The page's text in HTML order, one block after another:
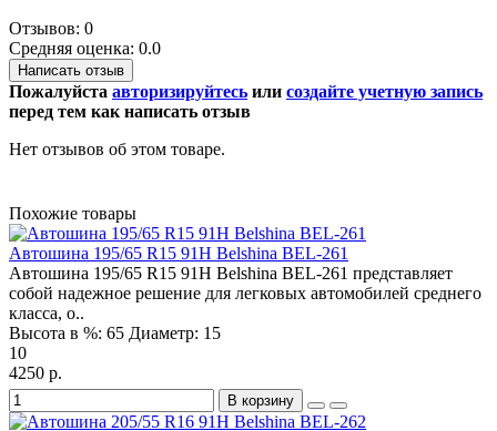
Отзывов: 0
Средняя оценка: 0.0
Написать отзыв
Пожалуйста авторизируйтесь или создайте учетную запись
перед тем как написать отзыв
Нет отзывов об этом товаре.
Похожие товары
Автошина 195/65 R15 91H Belshina BEL-261
Автошина 195/65 R15 91H Belshina BEL-261 представляет
собой надежное решение для легковых автомобилей среднего
класса, о..
Высота в %: 65 Диаметр: 15
10
4250 р.
В корзину